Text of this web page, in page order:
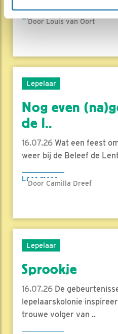
Lees meer
Door Louis van Oort
Lepelaar
Nog even
de l..
16.07.26 Wat een feest
weer bij de Beleef de
Lees meer
Door Camilla Dreef
Lepelaar
Sprookje
16.07.26 De
lepelaarskolonie
trouwe volger van ..